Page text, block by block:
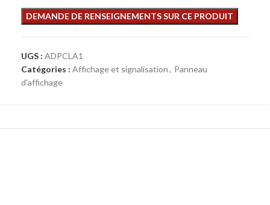
UGS : ADPCLA1
Catégories : Affichage et signalisation, Panneau
d'affichage